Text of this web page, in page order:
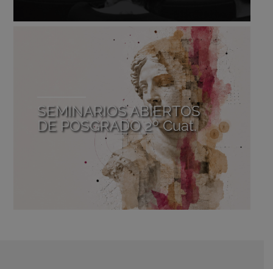
SEMINARIOS ABIERTOS
DE POSGRADO 2º Cuat.